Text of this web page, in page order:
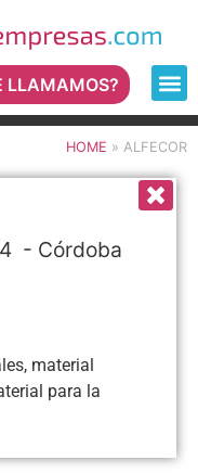
LLAMAMOS?
HOME » ALFECOR
- Córdoba
material
para la